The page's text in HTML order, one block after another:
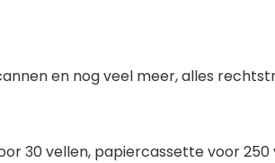
en nog veel meer, alles
30 vellen, papiercassette voor 250